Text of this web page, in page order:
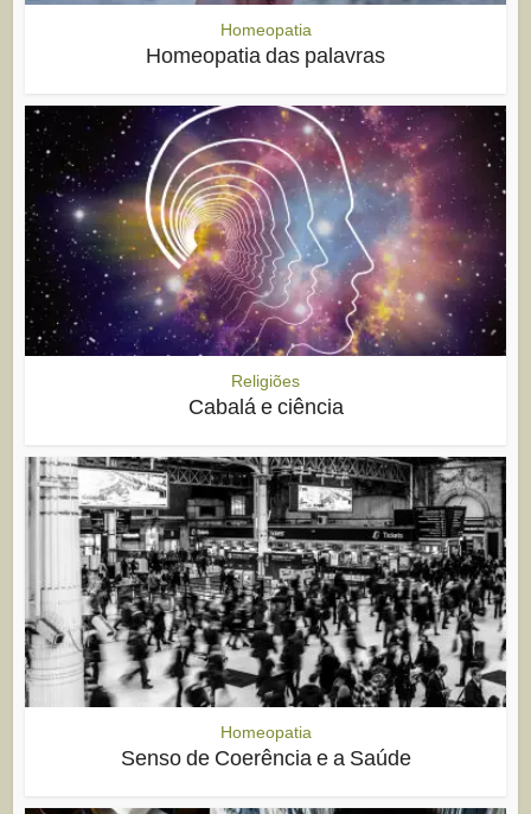
Homeopatia
Homeopatia das palavras
Religiões
Cabalá e ciência
Homeopatia
Senso de Coerência e a Saúde